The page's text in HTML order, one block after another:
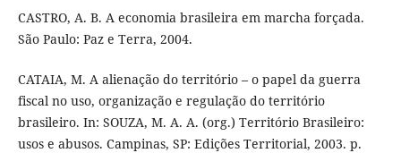
CASTRO, A. B. A economia brasileira em marcha forçada.
São Paulo: Paz e Terra, 2004.
CATAIA, M. A alienação do território – o papel da guerra
fiscal no uso, organização e regulação do território
brasileiro. In: SOUZA, M. A. A. (org.) Território Brasileiro:
usos e abusos. Campinas, SP: Edições Territorial, 2003. p.